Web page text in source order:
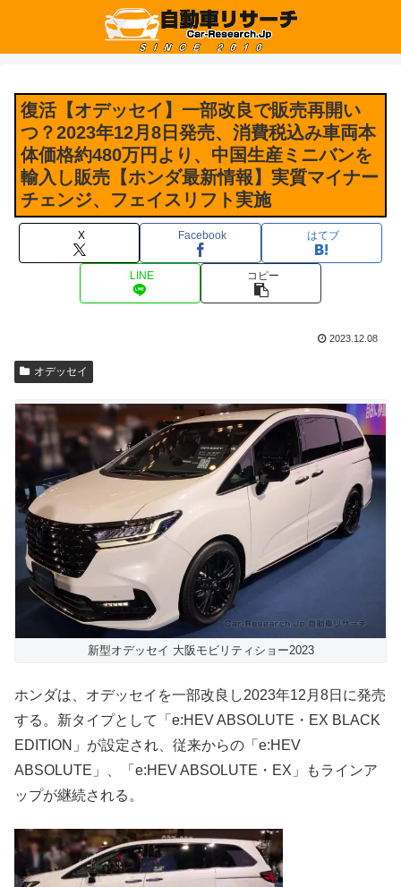
復活【オデッセイ】一部改良で販売再開い
つ？2023年12月8日発売、消費税込み車両本
体価格約480万円より、中国生産ミニバンを
輸入し販売【ホンダ最新情報】実質マイナー
チェンジ、フェイスリフト実施
X Facebook はてブ
LINE コピー
2023.12.08
オデッセイ
新型オデッセイ 大阪モビリティショー2023
ホンダは、オデッセイを一部改良し2023年12月8日に発売
する。新タイプとして「e:HEV ABSOLUTE・EX BLACK
EDITION」が設定され、従来からの「e:HEV
ABSOLUTE」、「e:HEV ABSOLUTE・EX」もラインア
ップが継続される。